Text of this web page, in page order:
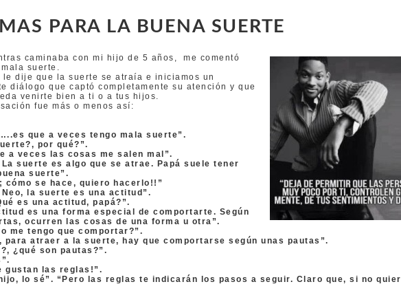
PARA LA BUENA SUERTE
caminaba con mi hijo de 5 años, me comentó
suerte.
le dije que la suerte se atraía e iniciamos un
diálogo que captó completamente su atención y que
venirte bien a ti o a tus hijos.
fue más o menos así:
que a veces tengo mala suerte”.
por qué?”.
a veces las cosas me salen mal”.
La suerte es algo que se atrae. Papá suele tener
suerte”.
cómo se hace, quiero hacerlo!!”
Neo, la suerte es una actitud”.
es una actitud, papá?”.
es una forma especial de comportarte. Según
ocurren las cosas de una forma u otra”.
me tengo que comportar?”.
para atraer a la suerte, hay que comportarse según unas pautas”.
¿qué son pautas?”.
gustan las reglas!”.
lo sé”. “Pero las reglas te indicarán los pasos a seguir. Claro que, si no